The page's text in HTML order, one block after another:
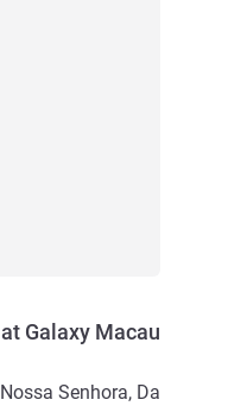
Galaxy Macau
Senhora, Da